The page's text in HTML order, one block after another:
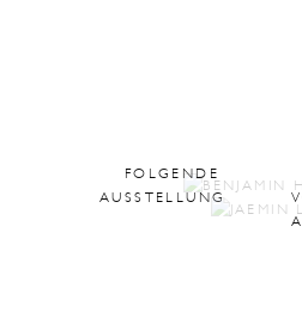
FOLGENDE
AUSSTELLUNG